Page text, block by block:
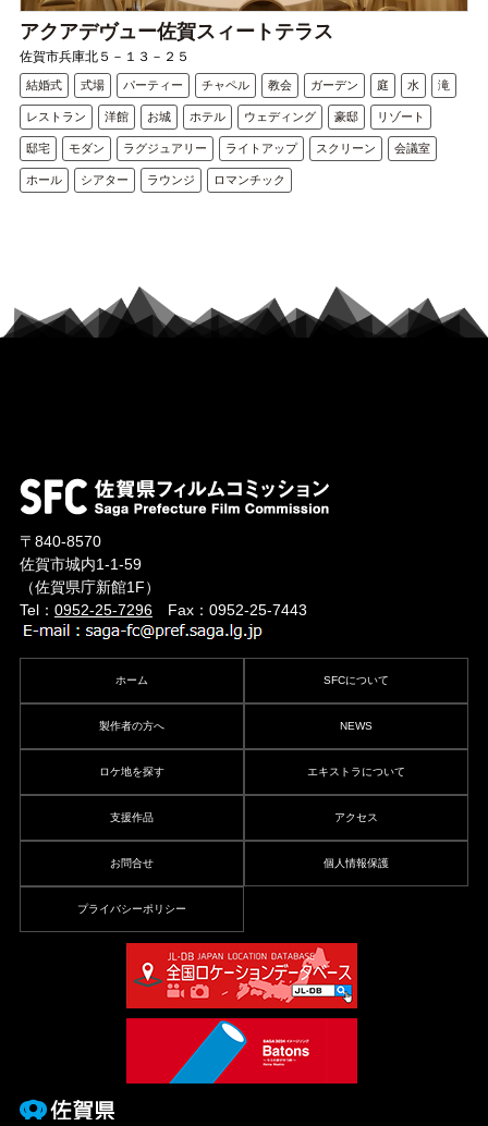
アクアデヴュー佐賀スィートテラス
佐賀市兵庫北５－１３－２５
結婚式 式場 パーティー チャペル 教会 ガーデン 庭 水 滝
レストラン 洋館 お城 ホテル ウェディング 豪邸 リゾート
邸宅 モダン ラグジュアリー ライトアップ スクリーン 会議室
ホール シアター ラウンジ ロマンチック
〒840-8570
佐賀市城内1-1-59
（佐賀県庁新館1F）
Tel： 0952-25-7296Fax：0952-25-7443
ホーム SFCについて
製作者の方へ NEWS
ロケ地を探す エキストラについて
支援作品 アクセス
お問合せ 個人情報保護
プライバシーポリシー